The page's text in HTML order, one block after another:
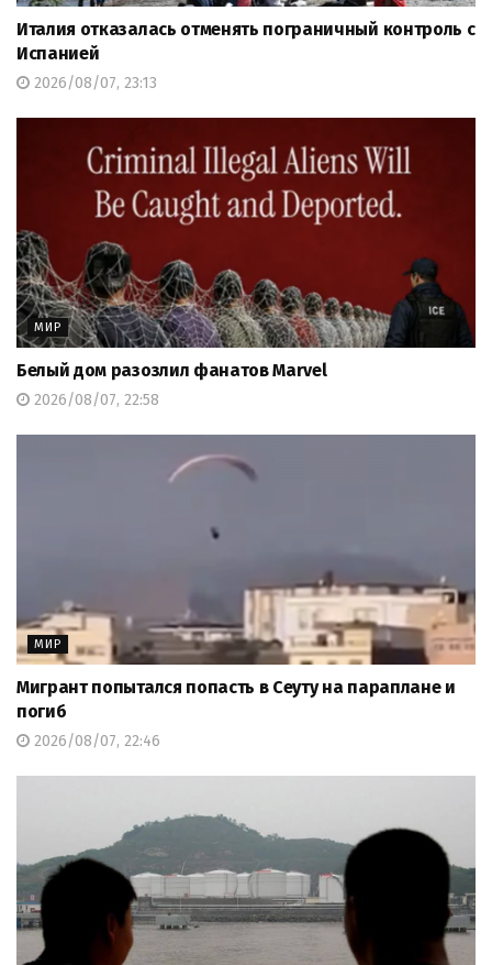
Италия отказалась отменять пограничный контроль с
Испанией
2026/08/07, 23:13
МИР
Белый дом разозлил фанатов Marvel
2026/08/07, 22:58
МИР
Мигрант попытался попасть в Сеуту на параплане и
погиб
2026/08/07, 22:46